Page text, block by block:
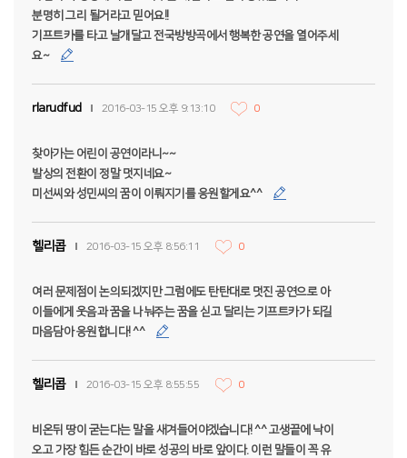
분명히 그리 될거라고 믿어요!!
기프트카를 타고 날개달고 전국방방곡에서 행복한 공연을 열어주세
요~
rlarudfud 2016-03-15 오후 9:13:10 0
찾아가는 어린이 공연이라니~~
발상의 전환이 정말 멋지네요~
미선씨와 성민씨의 꿈이 이뤄지기를 응원할게요^^
헬리콥 2016-03-15 오후 8:56:11 0
여러 문제점이 논의되겠지만 그럼에도 탄탄대로 멋진 공연으로 아
이들에게 웃음과 꿈을 나눠주는 꿈을 싣고 달리는 기프트카가 되길
마음담아 응원합니다! ^^
헬리콥 2016-03-15 오후 8:55:55 0
비온뒤 땅이 굳는다는 말을 새겨들어야겠습니다! ^^ 고생끝에 낙이
오고 가장 힘든 순간이 바로 성공의 바로 앞이다. 이런 말들이 꼭 유